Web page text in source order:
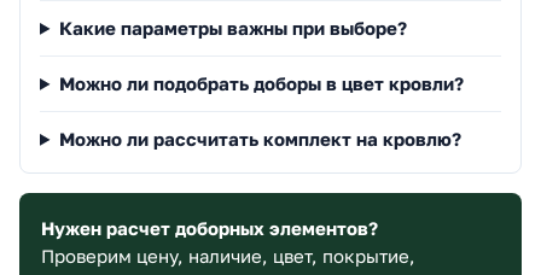
Какие параметры важны при выборе?
Можно ли подобрать доборы в цвет кровли?
Можно ли рассчитать комплект на кровлю?
Нужен расчет доборных элементов?
Проверим цену, наличие, цвет, покрытие,